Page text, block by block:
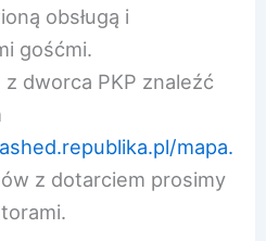
obsługą i
gośćmi.
dworca PKP znaleźć
epublika.pl/mapa.
z dotarciem prosimy